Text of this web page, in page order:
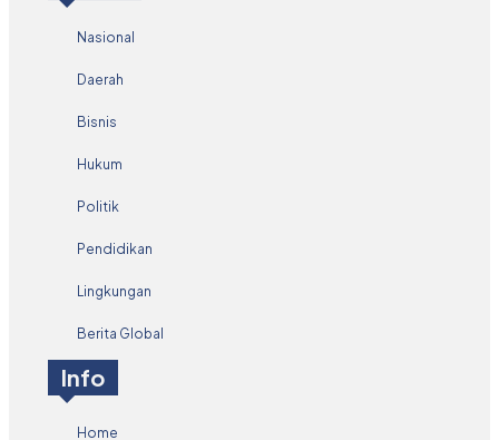
Nasional
Daerah
Bisnis
Hukum
Politik
Pendidikan
Lingkungan
Berita Global
Info
Home